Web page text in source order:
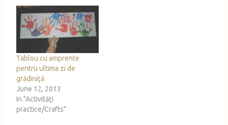
Tablou cu amprente
pentru ultima zi de
grădiniţă
June 12, 2013
In "Activităţi
practice/Crafts"